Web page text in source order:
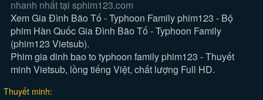
nhanh nhất tại sphim123.com
Xem Gia Đình Bão Tố - Typhoon Family phim123 - Bộ
phim Hàn Quốc Gia Đình Bão Tố - Typhoon Family
(phim123 Vietsub).
Phim gia dinh bao to typhoon family phim123 - Thuyết
minh Vietsub, lồng tiếng Việt, chất lượng Full HD.
Thuyết minh: